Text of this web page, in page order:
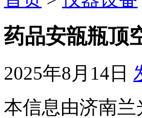
药品安瓿瓶顶
2025年8月14日
本信息由济南